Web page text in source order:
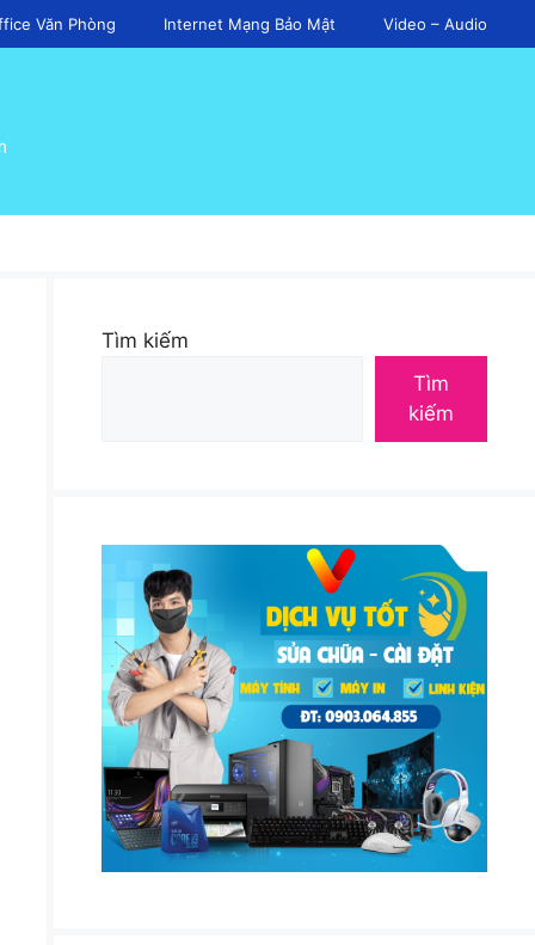
Văn Phòng Internet Mạng Bảo Mật Video – Audio
Tìm kiếm
Tìm
kiếm